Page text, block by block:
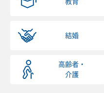
結婚
高齢者・
介護